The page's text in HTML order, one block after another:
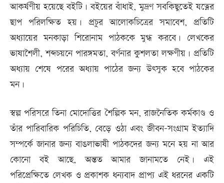
আকর্ষণীয় হয়েছে বইটি। বইয়ের বাঁধাই, মুদ্রণ সবকিছুতেই যত্নের
ছাপ পরিলক্ষিত হয়। প্রচুর আলোকচিত্রের সমাবেশ, প্রতিটি
অধ্যায়ের মনকাড়া শিরোনাম পাঠককে মুগ্ধ করবে। লেখকের
ভাষাশৈলী, শব্দচয়নে পারঙ্গমতা, বর্ণনার কুশলতা লক্ষণীয়। প্রতিটি
অধ্যায় শেষে পরের অধ্যায় পাঠের জন্য উৎসুক হবে পাঠকের
মন।
স্বল্প পরিসরে তিনা মোদোত্তির শৈল্পিক মন, রাজনৈতিক কর্মকাণ্ড ও
তাঁর পারিবারিক পরিচিতি, বেড়ে ওঠা এবং জীবন-সংগ্রাম ইত্যাদি
সম্পর্কে জানার জন্য বাঙলাভাষী পাঠকদের জন্য মনে হয় না আর
কোনো বই আছে, অন্তত আমার জানামতে নেই। এই
পরিপ্রেক্ষিতে লেখক ও প্রকাশক ধন্যবাদ প্রাপ্য এই ধরনের একটি